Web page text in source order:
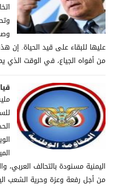
عليها للبقاء على قيد الحياة. إن
من أفواه الجياع، في الوقت الذي
اليمنية مسنودة بالتحالف
من أجل رفعة وعزة وحرية الشعب